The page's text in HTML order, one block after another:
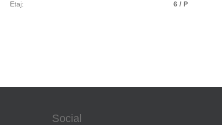
Etaj: 6 / P
Social